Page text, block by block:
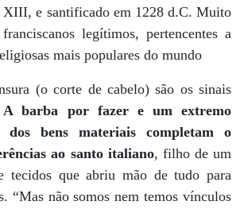
XIII, e santificado em 1228 d.C. Muito
legítimos, pertencentes a
mais populares do mundo
(o corte de cabelo) são os sinais
A barba por fazer e um extremo
dos bens materiais completam o
ao santo italiano, filho de um
tecidos que abriu mão de tudo para
“Mas não somos nem temos vínculos